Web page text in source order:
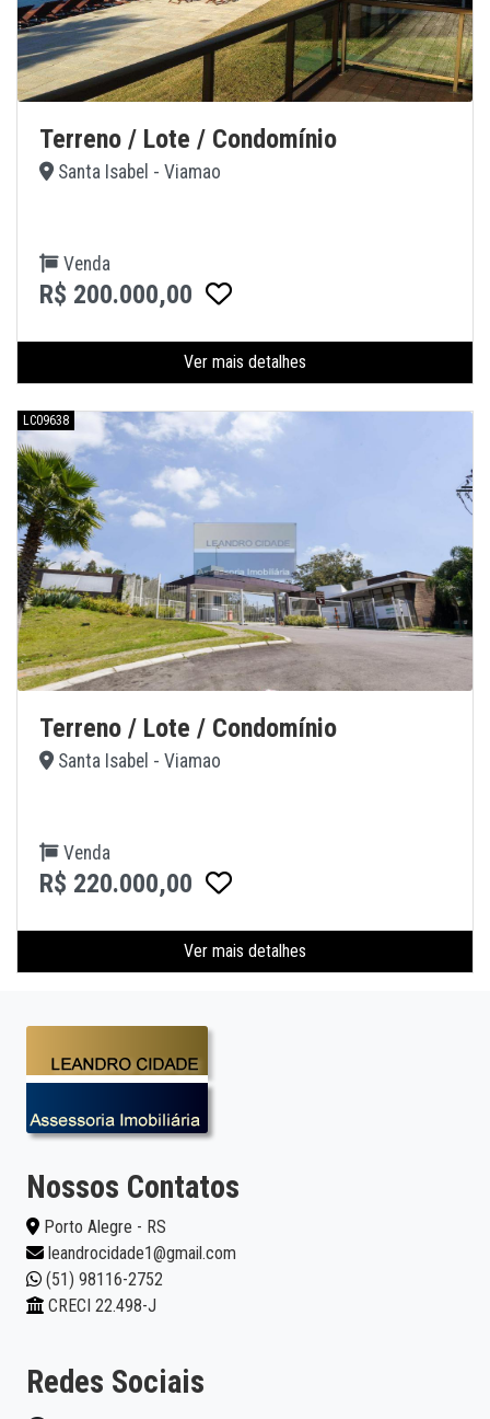
Terreno / Lote / Condomínio
Santa Isabel - Viamao
Venda
R$ 200.000,00
Ver mais detalhes
LC09638
Terreno / Lote / Condomínio
Santa Isabel - Viamao
Venda
R$ 220.000,00
Ver mais detalhes
Nossos Contatos
Porto Alegre - RS
leandrocidade1@gmail.com
(51) 98116-2752
CRECI 22.498-J
Redes Sociais